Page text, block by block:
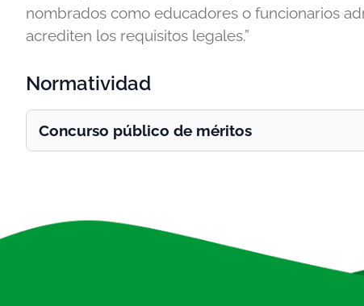
nombrados como educadores o funcionarios
acrediten los requisitos legales.”
Normatividad
Concurso público de méritos